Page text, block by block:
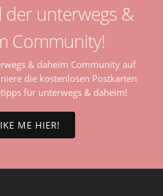
der unterwegs &
Community!
& daheim Community auf
die kostenlosen Postkarten
für unterwegs & daheim!
ME HIER!